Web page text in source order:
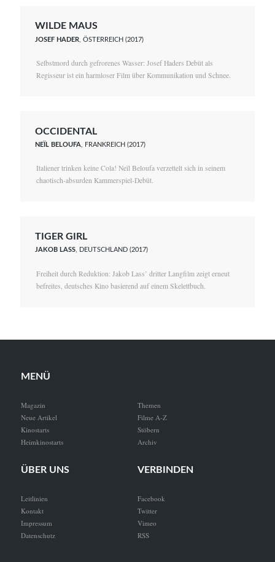
WILDE MAUS
JOSEF HADER , ÖSTERREICH (2017)
Selbstmord durch gefrorenes Wasser: Josef Haders Debüt als
Regisseur ist ein harmloser Film über Kommunikation und Schnee.
OCCIDENTAL
NEÏL BELOUFA , FRANKREICH (2017)
Italiener trinken keine Cola! Neïl Beloufa verzettelt sich in seinem
chaotisch-absurden Kammerspiel-Debüt.
TIGER GIRL
JAKOB LASS, DEUTSCHLAND (2017)
Freiheit durch Reduktion: Jakob Lass’ dritter Langfilm zeigt erneut
befreites, deutsches Kino basierend auf einem Skelettbuch.
MENÜ
Magazin
Neue Artikel
Kinostarts
Heimkinostarts
Themen
Filme A-Z
Stöbern
Archiv
ÜBER UNS
Leitlinien
Kontakt
Impressum
Datenschutz
VERBINDEN
Facebook
Twitter
Vimeo
RSS